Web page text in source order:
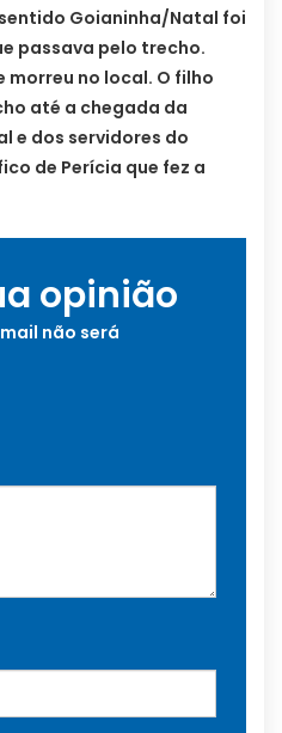
Goianinha/Natal foi
passava pelo trecho.
morreu no local. O filho
até a chegada da
e dos servidores do
de Perícia que fez a
opinião
não será